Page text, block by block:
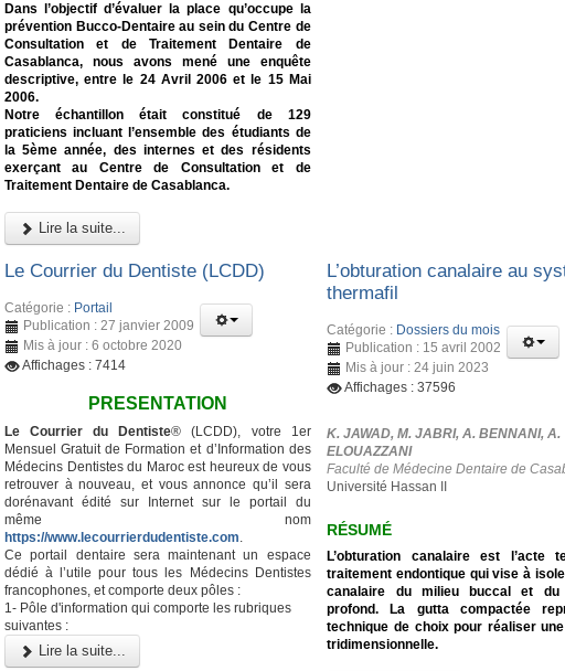
Dans l’objectif d’évaluer la place qu’occupe la
prévention Bucco-Dentaire au sein du Centre de
Consultation et de Traitement Dentaire de
Casablanca, nous avons mené une enquête
descriptive, entre le 24 Avril 2006 et le 15 Mai
2006.
Notre échantillon était constitué de 129
praticiens incluant l’ensemble des étudiants de
la 5ème année, des internes et des résidents
exerçant au Centre de Consultation et de
Traitement Dentaire de Casablanca.
Lire la suite...
Le Courrier du Dentiste (LCDD)
Catégorie : Portail
Publication : 27 janvier 2009
Mis à jour : 6 octobre 2020
Affichages : 7414
PRESENTATION
Le Courrier du Dentiste® (LCDD), votre 1er
Mensuel Gratuit de Formation et d’Information des
Médecins Dentistes du Maroc est heureux de vous
retrouver à nouveau, et vous annonce qu’il sera
dorénavant édité sur Internet sur le portail du
même nom
https://www.lecourrierdudentiste.com
Ce portail dentaire sera maintenant un espace
dédié à l’utile pour tous les Médecins Dentistes
francophones, et comporte deux pôles :
1- Pôle d'information qui comporte les rubriques
suivantes :
Lire la suite...
L’obturation canalaire au
thermafil
Catégorie : Dossiers du mois
Publication : 15 avril 2002
Mis à jour : 24 juin 2023
Affichages : 37596
K. JAWAD, M. JABRI, A. BENNANI, A.
ELOUAZZANI
Faculté de Médecine Dentaire de
Université Hassan II
RÉSUMÉ
L’obturation canalaire est l’acte
traitement endontique qui vise à
canalaire du milieu buccal et du
profond. La gutta compactée
technique de choix pour réaliser
tridimensionnelle.